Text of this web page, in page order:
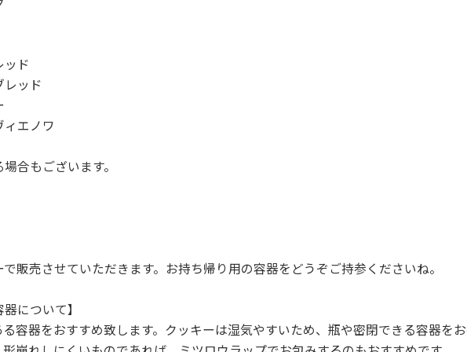
ド
トブレッド
エノワ
合もございます。
販売させていただきます。お持ち帰り用の容器をどうぞご持参くださいね。
について】
容器をおすすめ致します。クッキーは湿気やすいため、瓶や密閉できる容器を